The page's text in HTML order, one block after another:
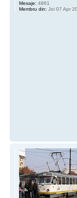
Mesaje: 4861
Membru din: Joi 07 Apr